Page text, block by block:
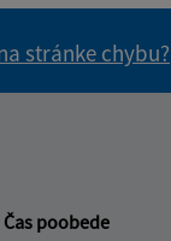
stránke chybu?
Čas poobede